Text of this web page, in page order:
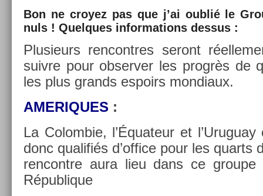
Bon ne croyez pas que j’ai oublié le
nuls ! Quel­ques in­for­ma­tions de­ssus :
Plusieurs re­ncontres seront
suiv­re pour ob­serv­er les progrès de
les plus grands es­poirs mon­diaux.
AMERIQUES :
La Col­om­bie, l’Équateur et
donc qualifiés d’of­fice pour les quarts
re­ncontre aura lieu dans ce
Répub­lique